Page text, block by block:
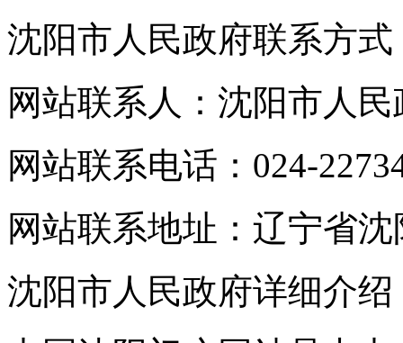
沈阳市人民政府联系方式
网站联系人：沈阳市人
网站联系电话：024-
网站联系地址：辽宁省
沈阳市人民政府详细介绍